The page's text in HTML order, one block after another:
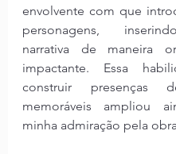
envolvente com que
personagens,
narrativa de maneira
impactante. Essa
construir presenças
memoráveis ampliou
minha admiração pela